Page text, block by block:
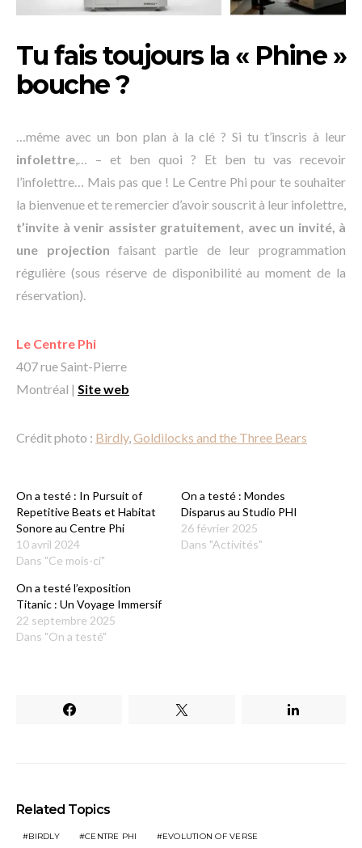
Tu fais toujours la « Phine »
bouche ?
…même avec un bon plan à la clé ? Si tu t’inscris à leur
infolettre ,… – et ben quoi ? Et ben tu vas recevoir
l’infolettre… Mais pas que ! Le Centre Phi pour te souhaiter
la bienvenue et te remercier d’avoir souscrit à leur infolettre,
t’invite à venir assister gratuitement, avec un invité, à
une projection faisant partie de leur programmation
régulière (sous réserve de disponibilité au moment de la
réservation).
Le Centre Phi
407 rue Saint-Pierre
Montréal | Site web
Crédit photo : Birdly, Goldilocks and the Three Bears
On a testé : In Pursuit of
Repetitive Beats et Habitat
Sonore au Centre Phi
10 avril 2024
Dans "Ce mois-ci"
On a testé : Mondes
Disparus au Studio PHI
26 février 2025
Dans "Activités"
On a testé l’exposition
Titanic : Un Voyage Immersif
22 septembre 2025
Dans "On a testé"
Related Topics
BIRDLY CENTRE PHI
EVOLUTION OF VERSE